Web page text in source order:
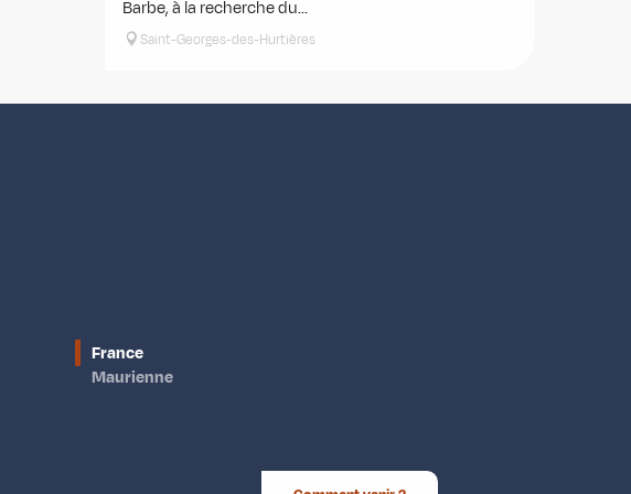
Barbe, à la recherche du...
Saint-Georges-des-Hurtières
France
Maurienne